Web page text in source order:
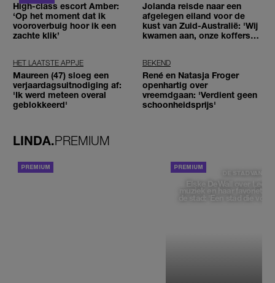
High-class escort Amber:
‘Op het moment dat ik
vooroverbuig hoor ik een
zachte klik’
Jolanda reisde naar een
afgelegen eiland voor de
kust van Zuid-Australië: 'Wij
kwamen aan, onze koffers
HET LAATSTE APPJE
Maureen (47) sloeg een
verjaardagsuitnodiging af:
'Ik werd meteen overal
geblokkeerd'
BEKEND
René en Natasja Froger
openhartig over
vreemdgaan: 'Verdient geen
schoonheidsprijs'
LINDA.PREMIUM
DE STAD VAN
Elske DeWall over
muziek en haar favoriete
de stad: 'Een stad die